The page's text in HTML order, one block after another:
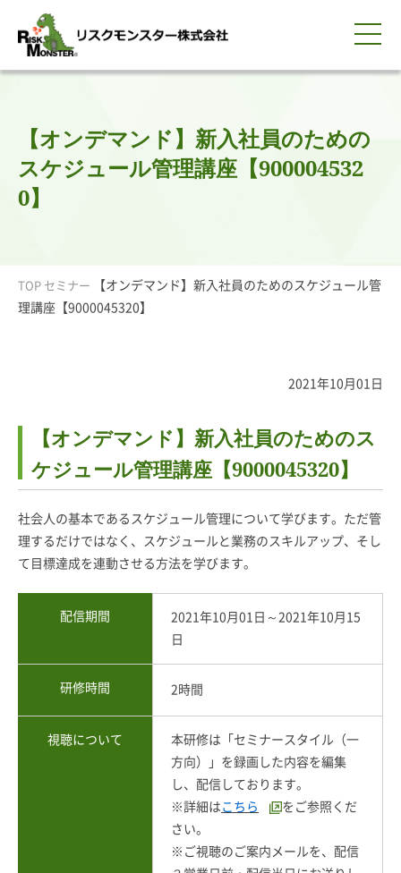
0120-259-440
会員ログイン
簡体中文
ENGLISH
【オンデマンド】新入社員のための
スケジュール管理講座【900004532
0】
TOP セミナー
【オンデマンド】新入社員のためのスケジュール管
理講座【9000045320】
2021年10月01日
【オンデマンド】新入社員のためのス
ケジュール管理講座【9000045320】
社会人の基本であるスケジュール管理について学びます。ただ管
理するだけではなく、スケジュールと業務のスキルアップ、そし
て目標達成を連動させる方法を学びます。
配信期間
2021年10月01日～2021年10月15
日
研修時間 2時間
視聴について
本研修は「セミナースタイル（一
方向）」を録画した内容を編集
し、配信しております。
※詳細は こちら
をご参照くだ
さい。
※ご視聴のご案内メールを、配信